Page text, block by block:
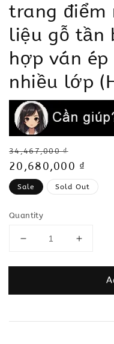
trang điểm
liệu gỗ tần
hợp ván ép
nhiều lớp
Regular
price
34,467,000 ₫
Sale
price
20,680,000 ₫
Sale Sold Out
Quantity